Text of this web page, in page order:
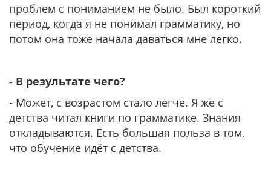
проблем с пониманием не было. Был короткий
период, когда я не понимал грамматику, но
потом она тоже начала даваться мне легко.
- В результате чего?
- Может, с возрастом стало легче. Я же с
детства читал книги по грамматике. Знания
откладываются. Есть большая польза в том,
что обучение идёт с детства.